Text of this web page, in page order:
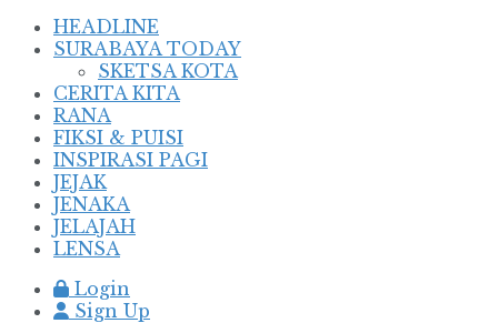
HEADLINE
SURABAYA TODAY
SKETSA KOTA
CERITA KITA
RANA
FIKSI & PUISI
INSPIRASI PAGI
JEJAK
JENAKA
JELAJAH
LENSA
Login
Sign Up